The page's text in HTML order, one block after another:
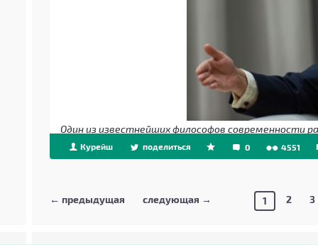
Один из известнейших философов современности
Курейш поделиться 0 4551
← предыдущая следующая → 1 2 3